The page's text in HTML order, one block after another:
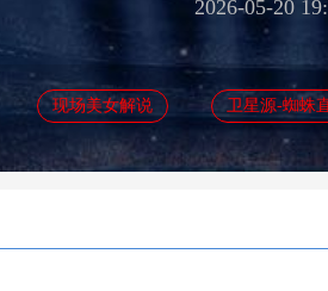
2026-05-20
现场美女解说 卫星源-蜘蛛